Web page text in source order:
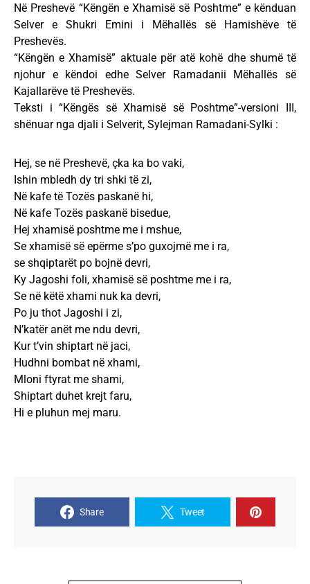
Në Preshevë “Këngën e Xhamisë së Poshtme” e kënduan
Selver e Shukri Emini i Mëhallës së Hamishëve të
Preshevës.
“Këngën e Xhamisë” aktuale për atë kohë dhe shumë të
njohur e këndoi edhe Selver Ramadanii Mëhallës së
Kajallarëve të Preshevës.
Teksti i “Këngës së Xhamisë së Poshtme”-versioni III,
shënuar nga djali i Selverit, Sylejman Ramadani-Sylki :
Hej, se në Preshevë, çka ka bo vaki,
Ishin mbledh dy tri shki të zi,
Në kafe të Tozës paskanë hi,
Në kafe Tozës paskanë bisedue,
Hej xhamisë poshtme me i mshue,
Se xhamisë së epërme s’po guxojmë me i ra,
se shqiptarët po bojnë devri,
Ky Jagoshi foli, xhamisë së poshtme me i ra,
Se në këtë xhami nuk ka devri,
Po ju thot Jagoshi i zi,
N’katër anët me ndu devri,
Kur t’vin shiptart në jaci,
Hudhni bombat në xhami,
Mloni ftyrat me shami,
Shiptart duhet krejt faru,
Hi e pluhun mej maru.
Share Tweet